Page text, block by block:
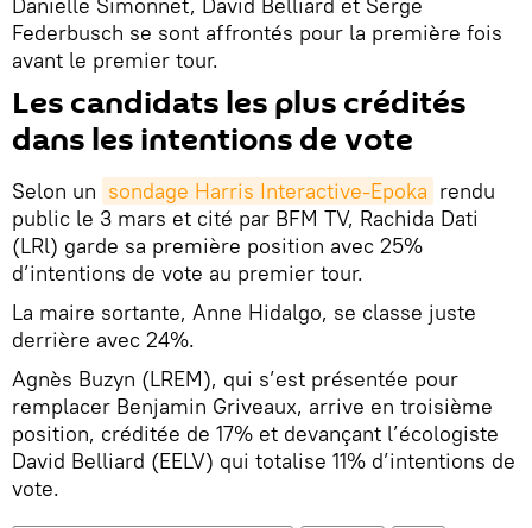
Federbusch se sont affrontés pour la première fois
avant le premier tour.
Les candidats les plus crédités
dans les intentions de vote
Selon un sondage Harris Interactive-Epoka rendu
public le 3 mars et cité par BFM TV, Rachida Dati
(LRl) garde sa première position avec 25%
d’intentions de vote au premier tour.
La maire sortante, Anne Hidalgo, se classe juste
derrière avec 24%.
Agnès Buzyn (LREM), qui s’est présentée pour
remplacer Benjamin Griveaux, arrive en troisième
position, créditée de 17% et devançant l’écologiste
David Belliard (EELV) qui totalise 11% d’intentions de
vote.